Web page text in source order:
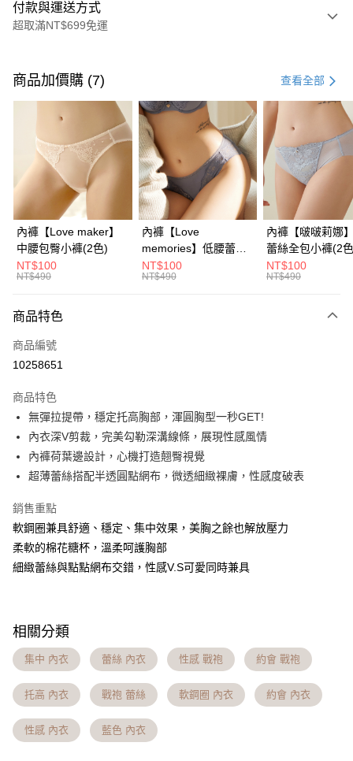
付款與運送方式
超取滿NT$699免運
信用卡一次付款
3 期 0 利率 每期 NT$296 21家銀行
合作金庫商業銀行
第一商業銀行
華南商業銀行
彰化商業銀行
上海商業儲蓄銀行
台北富邦商業銀行
國泰世華商業銀行
兆豐國際商業銀行
臺灣中小企業銀行
匯豐（台灣）商業銀行
華泰商業銀行
聯邦商業銀行
遠東國際商業銀行
元大商業銀行
台灣樂天信用卡公司
6 期 0 利率 每期 NT$148 21家銀行
合作金庫商業銀行
第一商業銀行
華南商業銀行
彰化商業銀行
上海商業儲蓄銀行
台北富邦商業銀行
國泰世華商業銀行
兆豐國際商業銀行
臺灣中小企業銀行
台中商業銀行
匯豐（台灣）商業銀行
聯邦商業銀行
玉山商業銀行
台灣樂天信用卡公司
超商取貨付款
LINE Pay
Apple Pay
街口支付
相關說明
【大哥付你分期使用說明】
2.付款方式選擇「大哥付你分期」，訂單成立後會自動跳轉到大哥付的交易
流程，驗證手機門號後，選擇欲分期的期數、繳款截止日，確認付款後即完
成交易。
3.實際核准額度、可分期數及費用金額請依後續交易確認頁面所載為準。
4.訂單成立30分鐘內，如未前往確認交易或遇審核未通過，訂單將自動取
法說明評估內容。
1.分期款項不併入電信帳單，「大哥付你分期」於每月結算日後寄送繳費提
醒簡訊。
帳／街口支付／iPASS MONEY」等通路繳費。
買賣價金債權讓與本公司後，依約使用本公司帳單繳交帳款。
2.基於同意付款使用「大哥付你分期」之契約關係目的，商店將以您的個人
資料（包含姓名、電話或地址）提供予台灣大哥大進項蒐集、處理及利用，
由本公司與您本人進行分期帳單所需資料之確認、核對及更正。
相關說明
【關於「AFTEE先享後付」】
AFTEE先享後付是「在收到商品之後才付款」的支付方式。 讓您購物簡單
便利好安心！
１．簡單：不需註冊會員、不需綁卡、不需儲值。
２．便利：只要手機號碼，簡訊認證，即可結帳。
【「AFTEE先享後付」結帳流程】
１．於結帳方式選擇「AFTEE先享後付」後，將跳轉至「AFTEE先享後付」
結帳頁面，進行簡訊認證並確認金額後，即可完成結帳。
３．收到繳費通知簡訊後14天內，點擊此簡訊中的連結，可透過四大超商／
後付繳納相關費用。
是否繳費成功／繳費後需取消欲退款等相關疑問，請聯繫「AFTEE先享後付
客戶支援中心」
https://netprotections.freshdesk.com/support/home
【注意事項】
易，需依本服務之必要範圍內提供個人資料，並將交易相關給付款項請求債
權轉讓予恩沛科技股份有限公司。
Hami Point
相關說明
會員帳號後，即可在購物車使用 Hami Point 折抵消費金額 (1點等於1元)。
ATM付款
貨到付款
運送方式
全家貨到付款 約3~5天到貨，實際出貨依照配送狀態為主。※
付款後全家取貨 約3~5天到貨，實際出貨依照配送狀態為主。
※國定假日將順延
每筆NT$70，滿NT$699(含以上)免運費
國定假日將順延
商品加價購 (7) 查看全部
內褲【Love maker】
中腰包臀小褲​(2色)
NT$100
NT$490
內褲【Love
memories】低腰蕾絲
全包小褲(2色)
NT$100
NT$490
內褲【啵啵莉娜
蕾絲全包小褲(2
NT$100
NT$490
商品特色
商品編號
10258651
商品特色
無彈拉提帶，穩定托高胸部，渾圓胸型一秒GET!
內衣深V剪裁，完美勾勒深溝線條，展現性感風情
內褲荷葉邊設計，心機打造翹臀視覺
超薄蕾絲搭配半透圓點網布，微透細緻裸膚，性感度破表
銷售重點
軟鋼圈兼具舒適、穩定、集中效果，美胸之餘也解放壓力
柔軟的棉花糖杯，溫柔呵護胸部
細緻蕾絲與點點網布交錯，性感V.S可愛同時兼具
相關分類
集中 內衣 蕾絲 內衣 性感 戰袍 約會 戰袍
托高 內衣 戰袍 蕾絲 軟鋼圈 內衣 約會 內衣
性感 內衣 藍色 內衣